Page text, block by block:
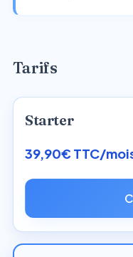
Tarifs
Starter
39,90€ TTC/